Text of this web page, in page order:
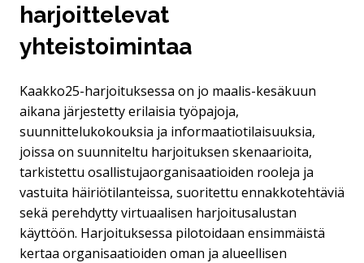
harjoittelevat
yhteistoimintaa
Kaakko25-harjoituksessa on jo maalis-kesäkuun
aikana järjestetty erilaisia työpajoja,
suunnittelukokouksia ja informaatiotilaisuuksia,
joissa on suunniteltu harjoituksen skenaarioita,
tarkistettu osallistujaorganisaatioiden rooleja ja
vastuita häiriötilanteissa, suoritettu ennakkotehtäviä
sekä perehdytty virtuaalisen harjoitusalustan
käyttöön. Harjoituksessa pilotoidaan ensimmäistä
kertaa organisaatioiden oman ja alueellisen